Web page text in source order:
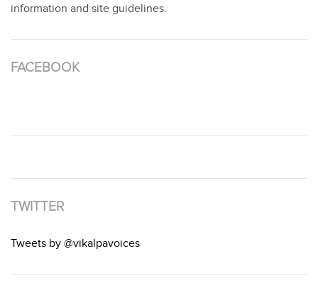
information and site guidelines.
FACEBOOK
TWITTER
Tweets by @vikalpavoices